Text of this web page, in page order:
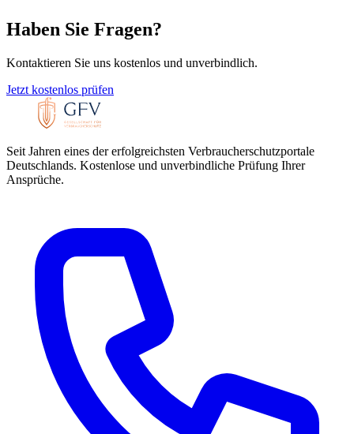
Haben Sie Fragen?
Kontaktieren Sie uns kostenlos und unverbindlich.
Jetzt kostenlos prüfen
Seit Jahren eines der erfolgreichsten Verbraucherschutzportale
Deutschlands. Kostenlose und unverbindliche Prüfung Ihrer
Ansprüche.